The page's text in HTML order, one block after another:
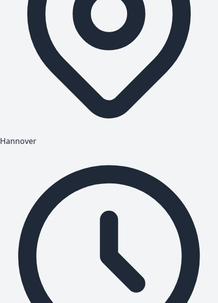
Hannover